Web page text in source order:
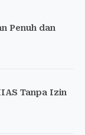
Penuh dan
Tanpa Izin